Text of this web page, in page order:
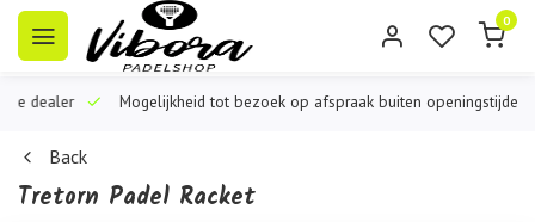
0
dealer Mogelijkheid tot bezoek op afspraak buiten openingstijden
Back
Tretorn Padel Racket